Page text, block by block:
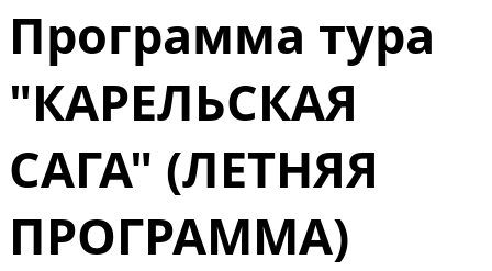
Программа тура
"КАРЕЛЬСКАЯ
САГА" (ЛЕТНЯЯ
ПРОГРАММА)